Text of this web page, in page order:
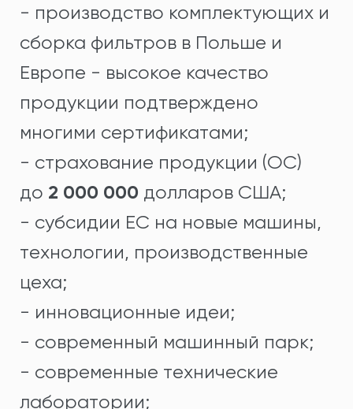
- производство комплектующих и
сборка фильтров в Польше и
Европе - высокое качество
продукции подтверждено
многими сертификатами;
- cтрахование продукции (OC)
до 2 000 000 долларов США;
- субсидии ЕС на новые машины,
технологии, производственные
цеха;
- инновационные идеи;
- современный машинный парк;
- современные технические
лаборатории;